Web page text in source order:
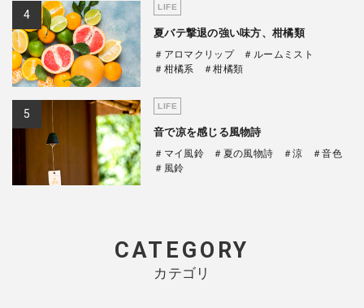
LIFE
夏バテ撃退の強い味方、柑橘類
＃アロマクリップ
＃ルームミスト
＃柑橘系
＃柑橘類
LIFE
音で凉を感じる風物詩
＃マイ風鈴 ＃夏の風物詩 ＃涼
＃音色
＃風鈴
CATEGORY
カテゴリ